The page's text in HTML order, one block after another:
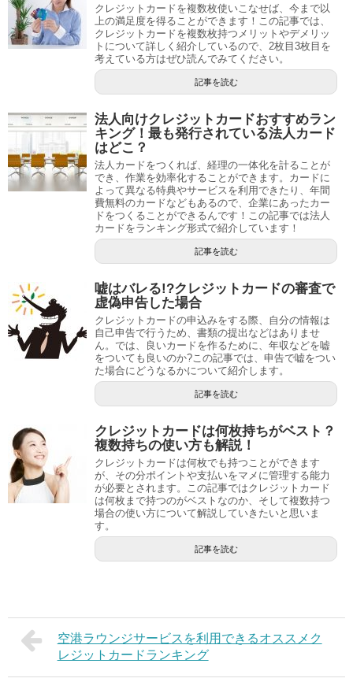
クレジットカードを複数枚使いこなせば、今まで以
上の満足度を得ることができます！この記事では、
クレジットカードを複数枚持つメリットやデメリッ
トについて詳しく紹介しているので、2枚目3枚目を
考えている方はぜひ読んでみてください。
記事を読む
法人向けクレジットカードおすすめラン
キング！最も発行されている法人カード
はどこ？
法人カードをつくれば、経理の一体化を計ることが
でき、作業を効率化することができます。カードに
よって異なる特典やサービスを利用できたり、年間
費無料のカードなどもあるので、企業にあったカー
ドをつくることができるんです！この記事では法人
カードをランキング形式で紹介しています！
記事を読む
嘘はバレる!?クレジットカードの審査で
虚偽申告した場合
クレジットカードの申込みをする際、自分の情報は
自己申告で行うため、書類の提出などはありませ
ん。では、良いカードを作るために、年収などを嘘
をついても良いのか?この記事では、申告で嘘をつい
た場合にどうなるかについて紹介します。
記事を読む
クレジットカードは何枚持ちがベスト？
複数持ちの使い方も解説！
クレジットカードは何枚でも持つことができます
が、その分ポイントや支払いをマメに管理する能力
が必要とされます。この記事ではクレジットカード
は何枚まで持つのがベストなのか、そして複数持つ
場合の使い方について解説していきたいと思いま
す。
記事を読む
空港ラウンジサービスを利用できるオススメク
レジットカードランキング